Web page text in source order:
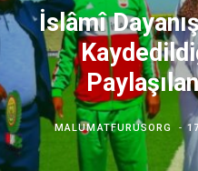
İslâmî
MALUMATFURUSORG